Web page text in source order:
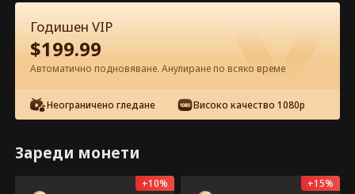
0-49 50-73
8 9 10 11 12
14.6k Споделяне
Само в прил.: безплатно
отключване
Годишен VIP
$199.99
Автоматично подновяване. Анулиране по всяко време
Неограничено гледане Високо качество 1080p
Зареди монети
+10% +15%